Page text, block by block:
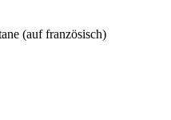
(auf französisch)